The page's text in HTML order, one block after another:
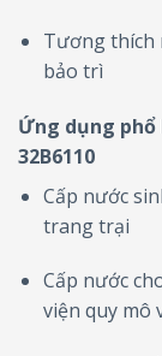
Tương thích
bảo trì
Ứng dụng
32B6110
Cấp nước
trang trại
Cấp nước
viện quy mô